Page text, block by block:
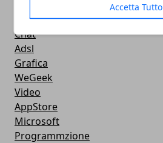
Accetta Tutto
Download
Chat
Adsl
Grafica
WeGeek
Video
AppStore
Microsoft
Programmzione